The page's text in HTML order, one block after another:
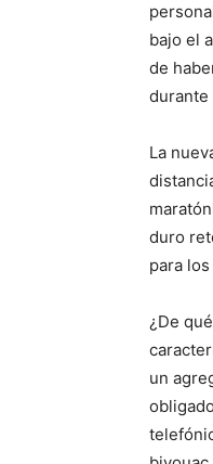
bajo el
de
durante
La
duro
para
¿De
un